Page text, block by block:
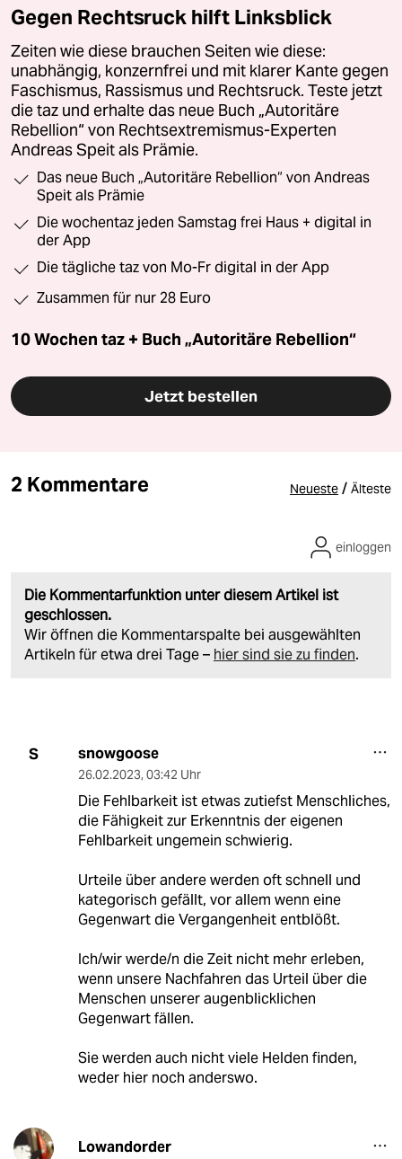
Gegen Rechtsruck hilft Linksblick
Zeiten wie diese brauchen Seiten wie diese:
unabhängig, konzernfrei und mit klarer Kante gegen
Faschismus, Rassismus und Rechtsruck. Teste jetzt
die taz und erhalte das neue Buch „Autoritäre
Rebellion“ von Rechtsextremismus-Experten
Andreas Speit als Prämie.
Das neue Buch „Autoritäre Rebellion“ von Andreas
Speit als Prämie
Die wochentaz jeden Samstag frei Haus + digital in
der App
Die tägliche taz von Mo-Fr digital in der App
Zusammen für nur 28 Euro
10 Wochen taz + Buch „Autoritäre Rebellion“
Jetzt bestellen
2 Kommentare Neueste / Älteste
Die Kommentarfunktion unter diesem Artikel ist
geschlossen.
Wir öffnen die Kommentarspalte bei ausgewählten
Artikeln für etwa drei Tage – hier sind sie zu finden.
einloggen
S snowgoose
26.02.2023, 03:42 Uhr
Die Fehlbarkeit ist etwas zutiefst Menschliches,
die Fähigkeit zur Erkenntnis der eigenen
Fehlbarkeit ungemein schwierig.
Urteile über andere werden oft schnell und
kategorisch gefällt, vor allem wenn eine
Gegenwart die Vergangenheit entblößt.
Ich/wir werde/n die Zeit nicht mehr erleben,
wenn unsere Nachfahren das Urteil über die
Menschen unserer augenblicklichen
Gegenwart fällen.
Sie werden auch nicht viele Helden finden,
weder hier noch anderswo.
Lowandorder